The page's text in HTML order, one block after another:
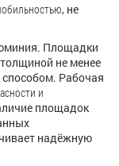
, не
Площадки
не менее
Рабочая
и
площадок
надёжную